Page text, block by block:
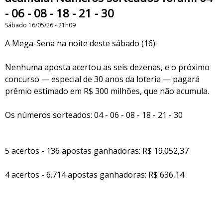
- 06 - 08 - 18 - 21 - 30
Sábado 16/05/26 - 21h09
A Mega-Sena na noite deste sábado (16):
Nenhuma aposta acertou as seis dezenas, e o próximo
concurso — especial de 30 anos da loteria — pagará
prêmio estimado em R$ 300 milhões, que não acumula.
Os números sorteados: 04 - 06 - 08 - 18 - 21 - 30
5 acertos - 136 apostas ganhadoras: R$ 19.052,37
4 acertos - 6.714 apostas ganhadoras: R$ 636,14